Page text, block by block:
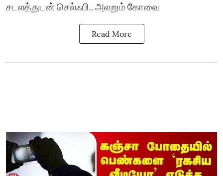
சடலத்துடன் செல்ஃபி.. அலறும் கோவை
Read More